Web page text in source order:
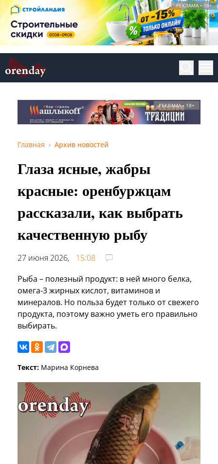
РЕКЛАМА • 18+
РЕКЛАМА • 18+
Главная Архив новостей
Глаза ясные, жабры
красные: оренбуржцам
рассказали, как выбрать
качественную рыбу
27 июня 2026,
15:08
Рыба – полезный продукт: в ней много белка,
омега‑3 жирных кислот, витаминов и
минералов. Но польза будет только от свежего
продукта, поэтому важно уметь его правильно
выбирать.
Текст: Марина Корнева